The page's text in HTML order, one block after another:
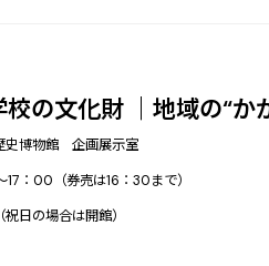
校の文化財 ｜地域の“か
史博物館 企画展示室
：00（券売は16：30まで）
日の場合は開館）